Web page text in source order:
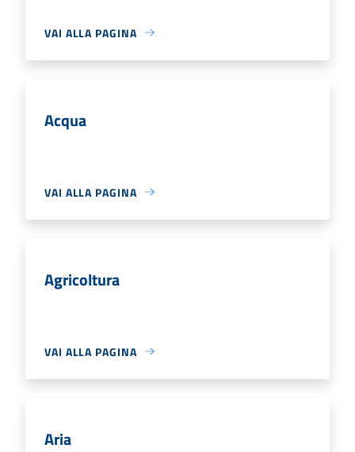
VAI ALLA PAGINA
Acqua
VAI ALLA PAGINA
Agricoltura
VAI ALLA PAGINA
Aria